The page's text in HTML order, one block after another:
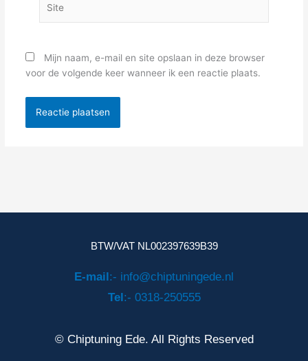
Mijn naam, e-mail en site opslaan in deze browser
voor de volgende keer wanneer ik een reactie plaats.
BTW/VAT NL002397639B39
E-mail :- info@chiptuningede.nl
Tel :- 0318-250555
© Chiptuning Ede. All Rights Reserved